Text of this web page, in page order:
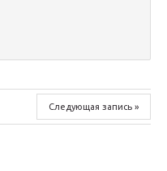
Следующая запись »